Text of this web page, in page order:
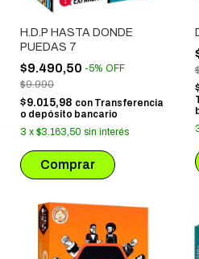
H.D.P HASTA DONDE
PUEDAS 7
$9.490,50 -5% OFF
$9.990
$9.015,98 con Transferencia
o depósito bancario
3 x $3.163,50 sin interés